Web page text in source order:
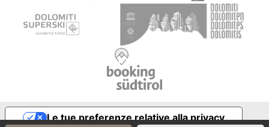
Le tue preferenze relative alla privacy